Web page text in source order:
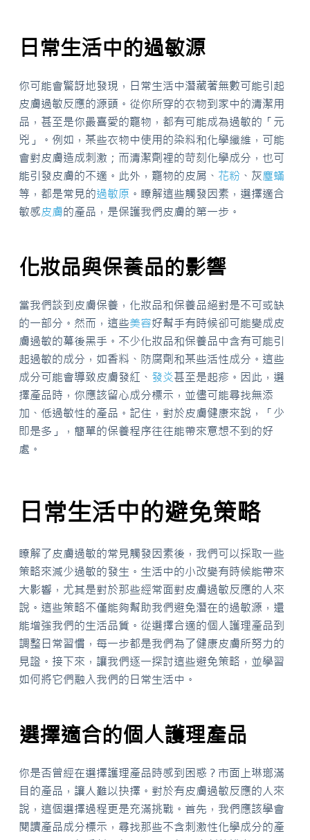
日常生活中的過敏源
你可能會驚訝地發現，日常生活中潛藏著無數可能引起
皮膚過敏反應的源頭。從你所穿的衣物到家中的清潔用
品，甚至是你最喜愛的寵物，都有可能成為過敏的「元
兇」。例如，某些衣物中使用的染料和化學纖維，可能
會對皮膚造成刺激；而清潔劑裡的苛刻化學成分，也可
能引發皮膚的不適。此外，寵物的皮屑、 花粉 、灰塵蟎
等，都是常見的過敏原 。瞭解這些觸發因素，選擇適合
敏感皮膚的產品，是保護我們皮膚的第一步。
化妝品與保養品的影響
當我們談到皮膚保養，化妝品和保養品絕對是不可或缺
的一部分。然而，這些美容好幫手有時候卻可能變成皮
膚過敏的幕後黑手。不少化妝品和保養品中含有可能引
起過敏的成分，如香料、防腐劑和某些活性成分。這些
成分可能會導致皮膚發紅、 發炎甚至是起疹。因此，選
擇產品時，你應該留心成分標示，並儘可能尋找無添
加、低過敏性的產品。記住，對於皮膚健康來說，「少
即是多」，簡單的保養程序往往能帶來意想不到的好
處。
日常生活中的避免策略
瞭解了皮膚過敏的常見觸發因素後，我們可以採取一些
策略來減少過敏的發生。生活中的小改變有時候能帶來
大影響，尤其是對於那些經常面對皮膚過敏反應的人來
說。這些策略不僅能夠幫助我們避免潛在的過敏源，還
能增強我們的生活品質。從選擇合適的個人護理產品到
調整日常習慣，每一步都是我們為了健康皮膚所努力的
見證。接下來，讓我們逐一探討這些避免策略，並學習
如何將它們融入我們的日常生活中。
選擇適合的個人護理產品
你是否曾經在選擇護理產品時感到困惑？市面上琳瑯滿
目的產品，讓人難以抉擇。對於有皮膚過敏反應的人來
說，這個選擇過程更是充滿挑戰。首先，我們應該學會
閱讀產品成分標示，尋找那些不含刺激性化學成分的產